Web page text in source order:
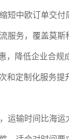
短中欧订单交付
服务，覆盖莫
，降低企业合规
定制化服务提
输时间比海运